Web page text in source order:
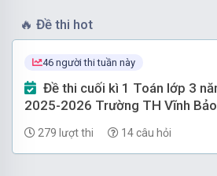
🔥 Đề thi hot
46 người thi tuần này
2025-2026 Trường TH Vĩnh Bảo
279 lượt thi 14 câu hỏi